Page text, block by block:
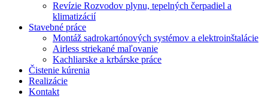
Revízie Rozvodov plynu, tepelných čerpadiel a
klimatizácií
Stavebné práce
Montáž sadrokartónových systémov a elektroinštalácie
Airless striekané maľovanie
Kachliarske a krbárske práce
Čistenie kúrenia
Realizácie
Kontakt